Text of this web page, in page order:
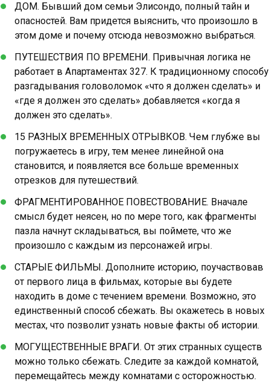
ДОМ. Бывший дом семьи Элисондо, полный тайн и
опасностей. Вам придется выяснить, что произошло в
этом доме и почему отсюда невозможно выбраться.
ПУТЕШЕСТВИЯ ПО ВРЕМЕНИ. Привычная логика не
работает в Апартаментах 327. К традиционному способу
разгадывания головоломок «что я должен сделать» и
«где я должен это сделать» добавляется «когда я
должен это сделать».
15 РАЗНЫХ ВРЕМЕННЫХ ОТРЫВКОВ. Чем глубже вы
погружаетесь в игру, тем менее линейной она
становится, и появляется все больше временных
отрезков для путешествий.
ФРАГМЕНТИРОВАННОЕ ПОВЕСТВОВАНИЕ. Вначале
смысл будет неясен, но по мере того, как фрагменты
пазла начнут складываться, вы поймете, что же
произошло с каждым из персонажей игры.
СТАРЫЕ ФИЛЬМЫ. Дополните историю, поучаствовав
от первого лица в фильмах, которые вы будете
находить в доме с течением времени. Возможно, это
единственный способ сбежать. Вы окажетесь в новых
местах, что позволит узнать новые факты об истории.
МОГУЩЕСТВЕННЫЕ ВРАГИ. От этих странных существ
можно только сбежать. Следите за каждой комнатой,
перемещайтесь между комнатами с осторожностью.